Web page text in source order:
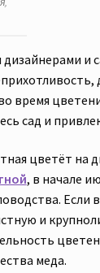
и
время
сад и
цветёт на
, в начале
Если
и
меда.